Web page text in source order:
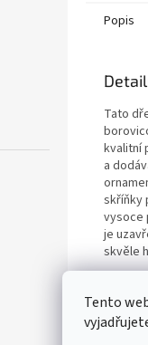
Tento
Popis
Tato
kvalitní
a
skříňky
vysoce
je
skvěle